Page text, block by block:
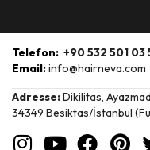
Telefon: +90 532 501 03
Email:info@hairneva.com
Adresse:Dikilitas,
34349 Besiktas/İstanbul